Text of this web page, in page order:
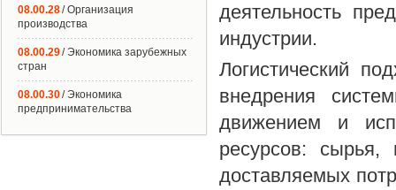
деятельность
индустрии.
Логистический
внедрения
движением и
ресурсов: сырья,
доставляемых
08.00.28/ Организация
производства
08.00.29/ Экономика зарубежных
стран
08.00.30/ Экономика
предпринимательства